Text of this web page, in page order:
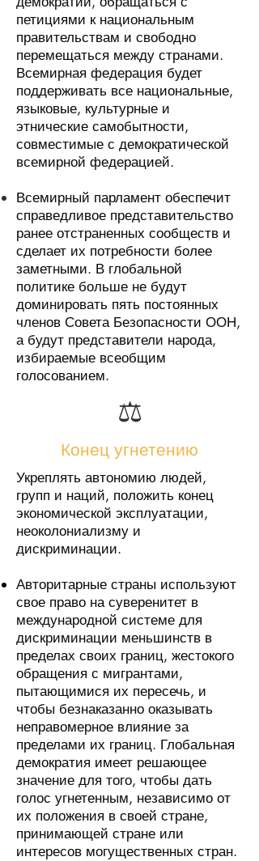
петициями к национальным
правительствам и свободно
перемещаться между странами.
Всемирная федерация будет
поддерживать все национальные,
языковые, культурные и
этнические самобытности,
совместимые с демократической
всемирной федерацией.
Всемирный парламент обеспечит
справедливое представительство
ранее отстраненных сообществ и
сделает их потребности более
заметными. В глобальной
политике больше не будут
доминировать пять постоянных
членов Совета Безопасности ООН,
а будут представители народа,
избираемые всеобщим
голосованием.
⚖️
Конец угнетению
Укреплять автономию людей,
групп и наций, положить конец
экономической эксплуатации,
неоколониализму и
дискриминации.
Авторитарные страны используют
свое право на суверенитет в
международной системе для
дискриминации меньшинств в
пределах своих границ, жестокого
обращения с мигрантами,
пытающимися их пересечь, и
чтобы безнаказанно оказывать
неправомерное влияние за
пределами их границ. Глобальная
демократия имеет решающее
значение для того, чтобы дать
голос угнетенным, независимо от
их положения в своей стране,
принимающей стране или
интересов могущественных стран.